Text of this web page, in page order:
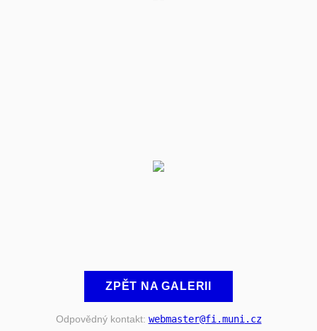
ZPĚT NA GALERII
Odpovědný kontakt: webmaster@fi .muni .cz